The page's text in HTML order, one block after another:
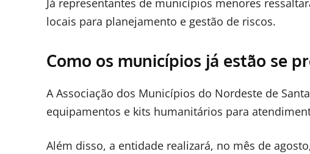
Já representantes de municípios menores
locais para planejamento e gestão de riscos.
Como os municípios já estão se
A Associação dos Municípios do Nordeste de
equipamentos e kits humanitários para
Além disso, a entidade realizará, no mês de